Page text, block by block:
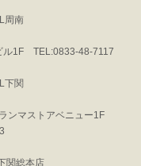
周南
ル1F TEL:0833-48-7117
下関
ンマストアベニュー1F
関総本店